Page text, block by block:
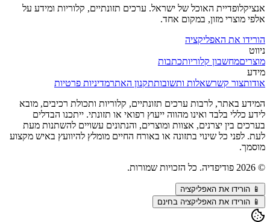
אנציקלופדיית האוכל של ישראל. ערכים תזונתיים, קלוריות ומידע על
אלפי מוצרי מזון, במקום אחד.
הורידו את האפליקציה
ניווט
מוצריםמחשבון קלוריותכתבות
מידע
אודותצור קשרשאלות ותשובותתקנון האתרמדיניות פרטיות
המידע באתר, לרבות ערכים תזונתיים, קלוריות ותכולת רכיבים, מובא
לידע כללי בלבד ואינו מהווה ייעוץ רפואי או תזונתי. ייתכנו הבדלים
בערכים בין יצרנים, אצוות ומוצרים, והנתונים עשויים להשתנות מעת
לעת. לפני כל שינוי בתזונה או באורח החיים מומלץ להיוועץ באיש מקצוע
מוסמך.
©
2026 פודיפדיה. כל הזכויות שמורות.
📱 הורידו את האפליקציה
📱 הורידו את האפליקציה בחינם